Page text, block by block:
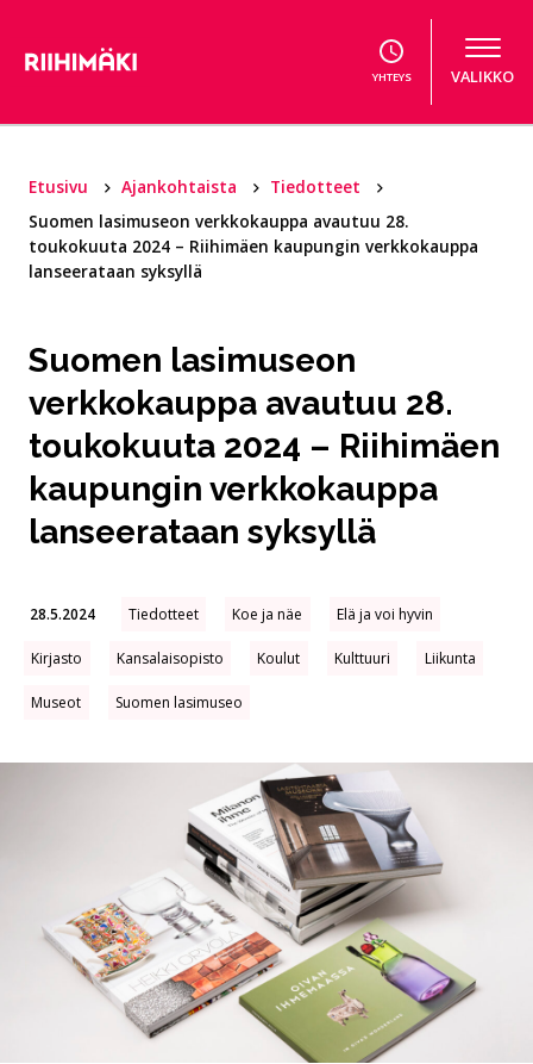
YHTEYS VALIKKO
Etusivu Ajankohtaista
Tiedotteet
Suomen lasimuseon verkkokauppa avautuu 28.
toukokuuta 2024 – Riihimäen kaupungin verkkokauppa
lanseerataan syksyllä
Suomen lasimuseon
verkkokauppa avautuu 28.
toukokuuta 2024 – Riihimäen
kaupungin verkkokauppa
lanseerataan syksyllä
28.5.2024 Tiedotteet Koe ja näe Elä ja voi hyvin
Kirjasto Kansalaisopisto Koulut Kulttuuri Liikunta
Museot Suomen lasimuseo